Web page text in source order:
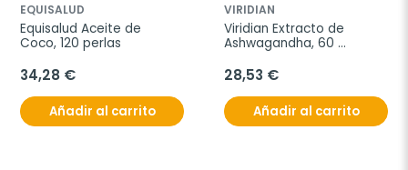
EQUISALUD
Equisalud Aceite de
Coco, 120 perlas
34,28 €
Añadir al carrito
VIRIDIAN
Viridian Extracto de
Ashwagandha, 60
28,53 €
Añadir al carrito